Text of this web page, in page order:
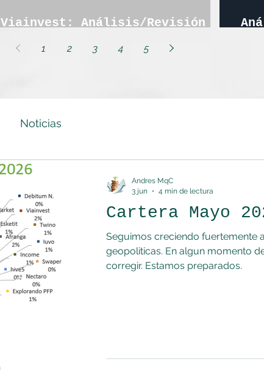
Viainvest: Análisis/Revisión en
1 2 3 4 5
Noticias
Cartera Mayo
Seguimos creciendo fuertemente
geopoliticas. En algun momento
corregir. Estamos preparados.
Andres MqC
3 jun
4 min de lectura